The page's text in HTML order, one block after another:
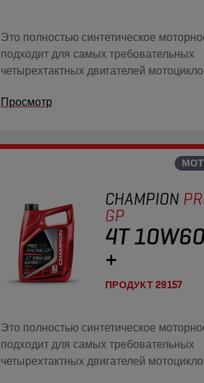
Это полностью синтетическое
подходит для самых требовательных
четырехтактных двигателей
традиционных полностью
Просмотр
CHAMPION
GP
4T
+
ПРОДУКТ29157
Это полностью синтетическое
подходит для самых требовательных
четырехтактных двигателей